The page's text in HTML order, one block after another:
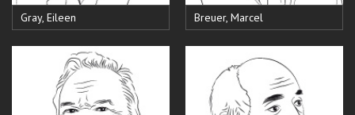
Gray, Eileen Breuer, Marcel